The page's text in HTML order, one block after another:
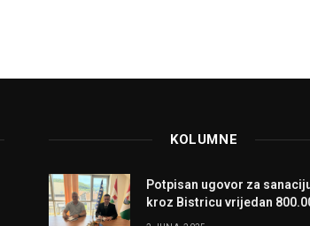
KOLUMNE
Potpisan ugovor za
kroz Bistricu vrijedan